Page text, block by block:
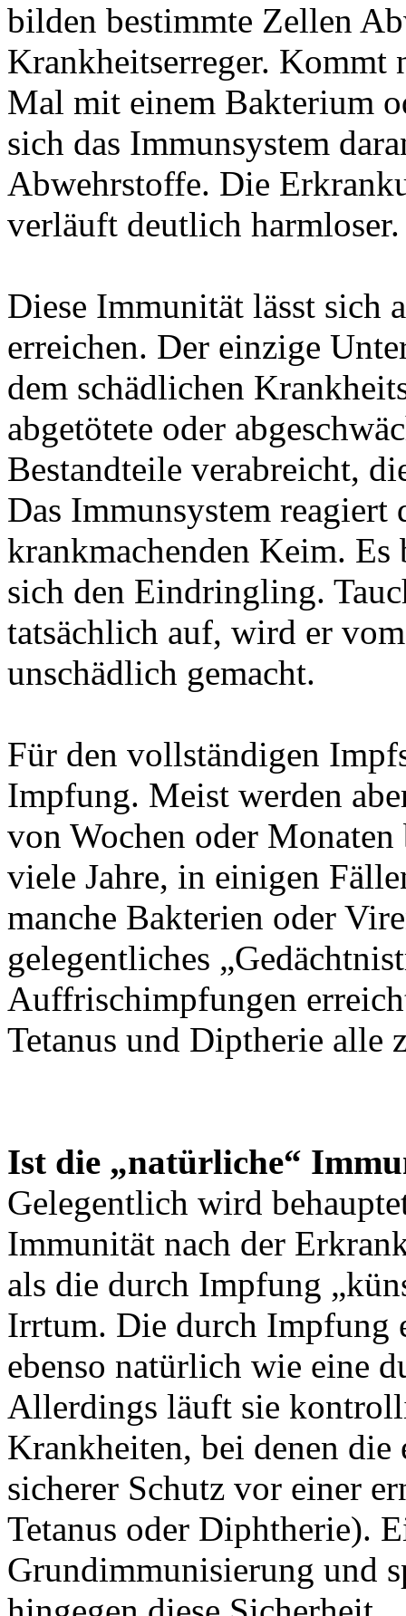
bilden bestimmte Zellen
Krankheitserreger. Kommt
Mal mit einem Bakterium
sich das Immunsystem
Abwehrstoffe. Die
verläuft deutlich
Diese Immunität lässt sich
erreichen. Der einzige
dem schädlichen
abgetötete oder
Bestandteile verabreicht,
Das Immunsystem reagiert
krankmachenden Keim.
sich den Eindringling.
tatsächlich auf, wird er
unschädlich gemacht.
Für den vollständigen
Impfung. Meist werden
von Wochen oder
viele Jahre, in einigen
manche Bakterien oder
gelegentliches
Auffrischimpfungen
Tetanus und Diptherie alle
Ist die „natürliche“
Gelegentlich wird
Immunität nach der
als die durch Impfung
Irrtum. Die durch Impfung
ebenso natürlich wie eine
Allerdings läuft sie
Krankheiten, bei denen
sicherer Schutz vor einer
Tetanus oder Diphtherie).
Grundimmunisierung und